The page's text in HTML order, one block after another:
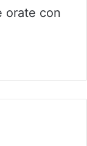
orate con